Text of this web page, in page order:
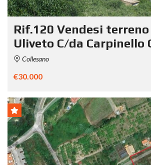
Rif.120 Vendesi
Uliveto C/da Carpinello
Collesano
€30.000